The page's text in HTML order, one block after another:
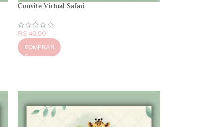
Convite Virtual Safari
R$ 40,00
COMPRAR